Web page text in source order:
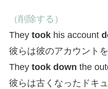
（削除する）
They tookhis account
彼らは彼のアカウントを
They took down the
彼らは古くなったドキ